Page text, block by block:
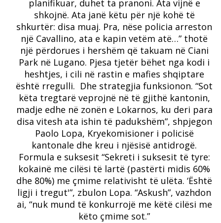
planifikuar, duhet ta pranoni. Ata vijnë e
shkojnë. Ata janë këtu për një kohë të
shkurtër: disa muaj. Pra, nëse policia arreston
një Cavallino, ata e kapin vetëm atë…” thotë
një përdorues i hershëm që takuam në Ciani
Park në Lugano. Pjesa tjetër bëhet nga kodi i
heshtjes, i cili në rastin e mafies shqiptare
është rregulli. Dhe strategjia funksionon. “Sot
këta tregtarë veprojnë në të gjithë kantonin,
madje edhe në zonën e Lokarnos, ku deri para
disa vitesh ata ishin të padukshëm”, shpjegon
Paolo Lopa, Kryekomisioner i policisë
kantonale dhe kreu i njësisë antidrogë.
Formula e suksesit “Sekreti i suksesit të tyre:
kokainë me cilësi të lartë (pastërti midis 60%
dhe 80%) me çmime relativisht të ulëta. ‘Është
ligji i tregut'”, zbulon Lopa. “Askush”, vazhdon
ai, “nuk mund të konkurrojë me këtë cilësi me
këto çmime sot.”